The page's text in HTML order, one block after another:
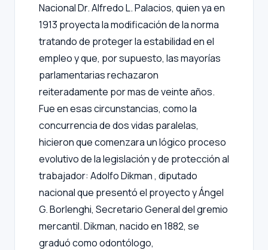
Nacional Dr. Alfredo L. Palacios, quien ya en
1913 proyecta la modificación de la norma
tratando de proteger la estabilidad en el
empleo y que, por supuesto, las mayorías
parlamentarias rechazaron
reiteradamente por mas de veinte años.
Fue en esas circunstancias, como la
concurrencia de dos vidas paralelas,
hicieron que comenzara un lógico proceso
evolutivo de la legislación y de protección al
trabajador: Adolfo Dikman , diputado
nacional que presentó el proyecto y Ángel
G. Borlenghi, Secretario General del gremio
mercantil. Dikman, nacido en 1882, se
graduó como odontólogo,